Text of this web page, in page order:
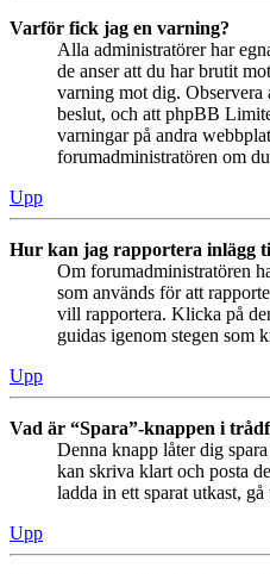
Varför fick jag en varning?
Alla administratörer har
de anser att du har brutit
varning mot dig. Observera
beslut, och att phpBB
varningar på andra
forumadministratören om
Upp
Hur kan jag rapportera inlägg
Om forumadministratören
som används för att
vill rapportera. Klicka på
guidas igenom stegen som
Upp
Vad är “Spara”-knappen i
Denna knapp låter dig
kan skriva klart och posta
ladda in ett sparat utkast,
Upp